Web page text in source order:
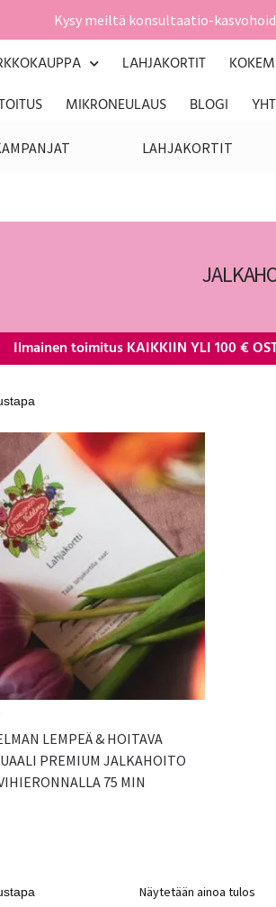
Kysy meiltä konsultaatio-
LAHJAKORTIT
MIKRONEULAUS BLOGI
LAHJAKORTIT
Ilmainen toimitus KAIKKIIN YLI 100 €
LEMPEÄ & HOITAVA
PREMIUM JALKAHOITO
75 MIN
Näytetään ainoa tulos